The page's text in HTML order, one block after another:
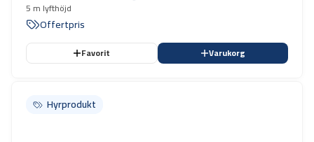
5 m lyfthöjd
Offertpris
Favorit Varukorg
Hyrprodukt
Hyrprodukt